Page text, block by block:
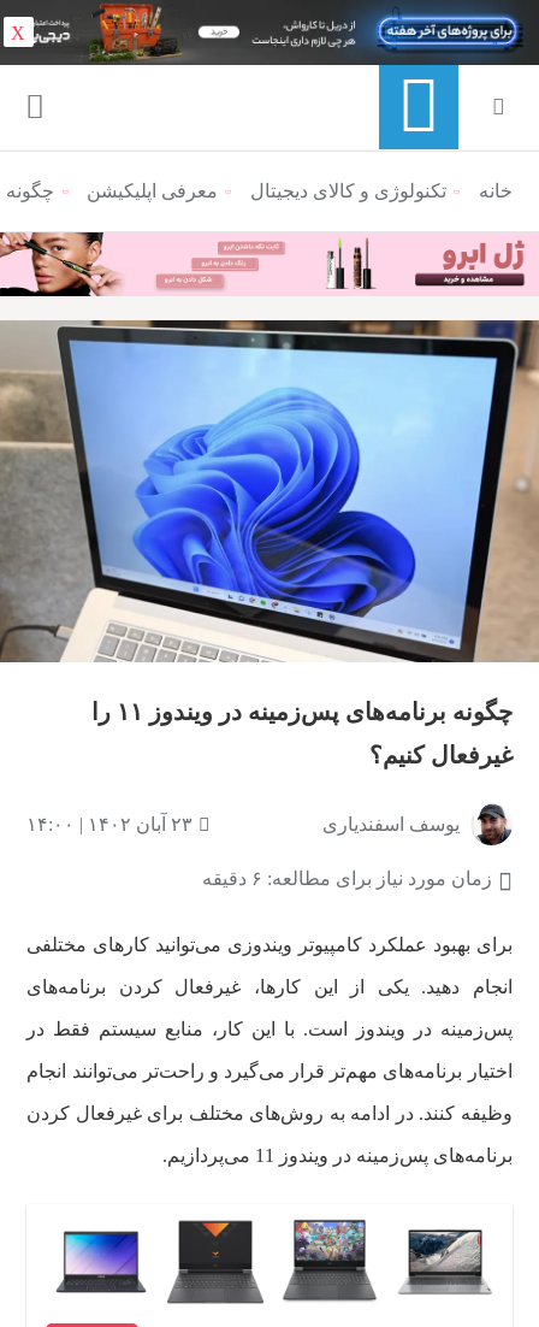
منوی ناوبری خرده نان
خانه تکنولوژی و کالای دیجیتال معرفی اپلیکیشن چگونه
چگونه برنامه‌های پس‌زمینه در ویندوز ۱۱ را
غیرفعال کنیم؟
یوسف اسفندیاری ۲۳ آبان ۱۴۰۲ | ۱۴:۰۰
زمان مورد نیاز برای مطالعه: ۶ دقیقه
برای بهبود عملکرد کامپیوتر ویندوزی می‌توانید کارهای مختلفی
انجام دهید. یکی از این کار‌ها، غیرفعال کردن برنامه‌های
پس‌زمینه در ویندوز است. با این کار، منابع سیستم فقط در
اختیار برنامه‌های مهم‌تر قرار می‌گیرد و راحت‌تر می‌توانند انجام
وظیفه کنند. در ادامه به روش‌های مختلف برای غیرفعال کردن
برنامه‌های پس‌زمینه در ویندوز 11 می‌پردازیم.
X